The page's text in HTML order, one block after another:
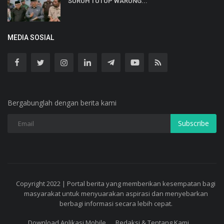
MEDIA SOSIAL
Bergabunglah dengan berita kami
Subscribe
Copyright 2022 | Portal berita yang memberikan kesempatan bagi
masyarakat untuk menyuarakan aspirasi dan menyebarkan
berbagi informasi secara lebih cepat.